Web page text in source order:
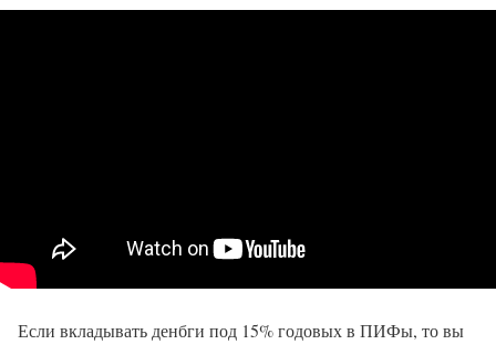
Если вкладывать денбги под 15% годовых в ПИФы, то вы